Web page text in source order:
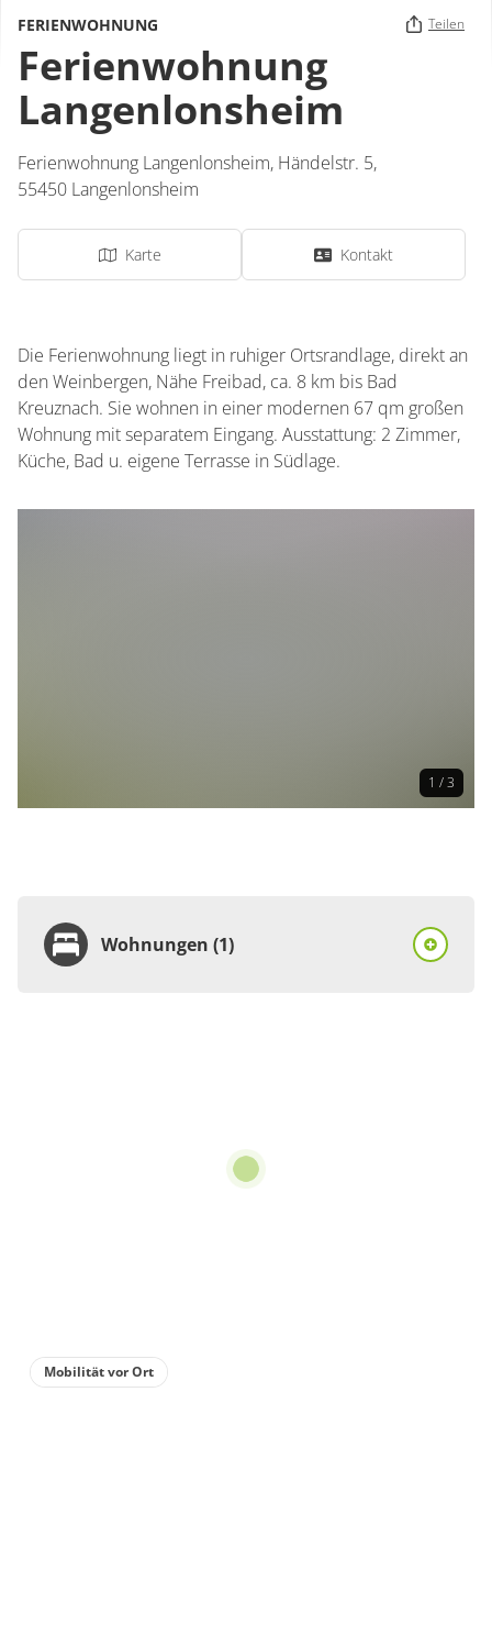
FERIENWOHNUNG Teilen
Ferienwohnung
Langenlonsheim
Ferienwohnung Langenlonsheim, Händelstr. 5,
55450 Langenlonsheim
Karte Kontakt
Die Ferienwohnung liegt in ruhiger Ortsrandlage, direkt an
den Weinbergen, Nähe Freibad, ca. 8 km bis Bad
Kreuznach. Sie wohnen in einer modernen 67 qm großen
Wohnung mit separatem Eingang. Ausstattung: 2 Zimmer,
Küche, Bad u. eigene Terrasse in Südlage.
1 / 3
Wohnungen (1)
pro Einheit/Nacht
Mobilität vor Ort